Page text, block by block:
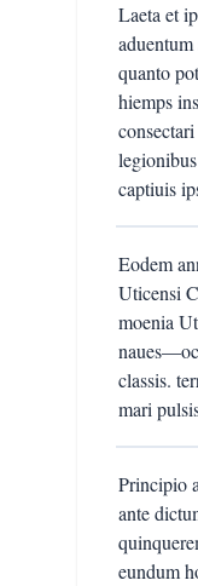
Laeta et
quanto
hiemps
captiuis
Eodem
Uticensi
moenia
classis.
mari
Principio
ante
eundum